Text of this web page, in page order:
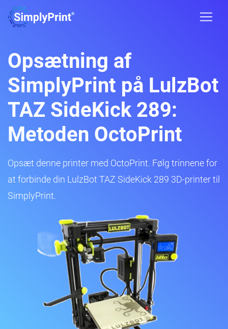
Opsætning af
SimplyPrint på LulzBot
TAZ SideKick 289:
Metoden OctoPrint
Opsæt denne printer med OctoPrint. Følg trinnene for
at forbinde din LulzBot TAZ SideKick 289 3D-printer til
SimplyPrint.